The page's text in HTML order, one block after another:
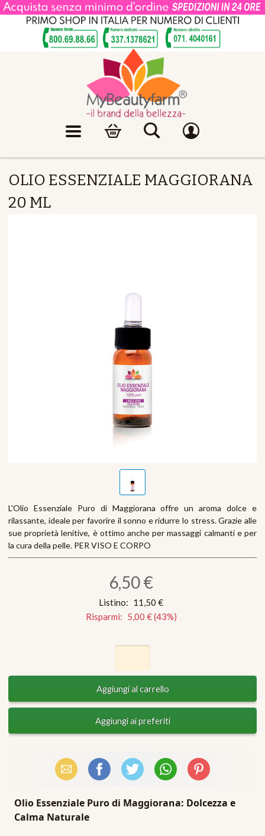
OLIO ESSENZIALE MAGGIORANA
20 ML
L'Olio Essenziale Puro di Maggiorana offre un aroma dolce e
rilassante, ideale per favorire il sonno e ridurre lo stress. Grazie alle
sue proprietà lenitive, è ottimo anche per massaggi calmanti e per
la cura della pelle. PER VISO E CORPO
6,50 €
Listino: 11,50 €
Risparmi: 5,00 €(43%)
Email FacebookX (Twitter)WhatsAppPinterest
Olio Essenziale Puro di Maggiorana: Dolcezza e
Calma Naturale